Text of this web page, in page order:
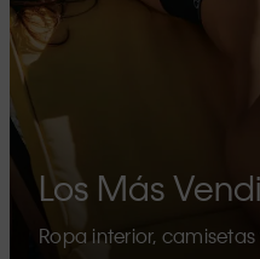
Los Más
Ropa interior,